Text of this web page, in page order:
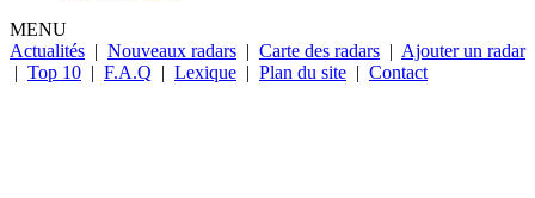
MENU
Actualités | Nouveaux radars | Carte des radars | Ajouter un radar
| Top 10 | F.A.Q | Lexique | Plan du site | Contact